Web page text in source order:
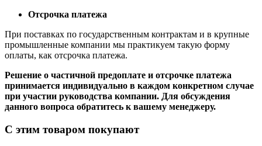
Отсрочка платежа
При поставках по государственным контрактам и в крупные
промышленные компании мы практикуем такую форму
оплаты, как отсрочка платежа.
Решение о частичной предоплате и отсрочке платежа
принимается индивидуально в каждом конкретном случае
при участии руководства компании. Для обсуждения
данного вопроса обратитесь к вашему менеджеру.
С этим товаром покупают